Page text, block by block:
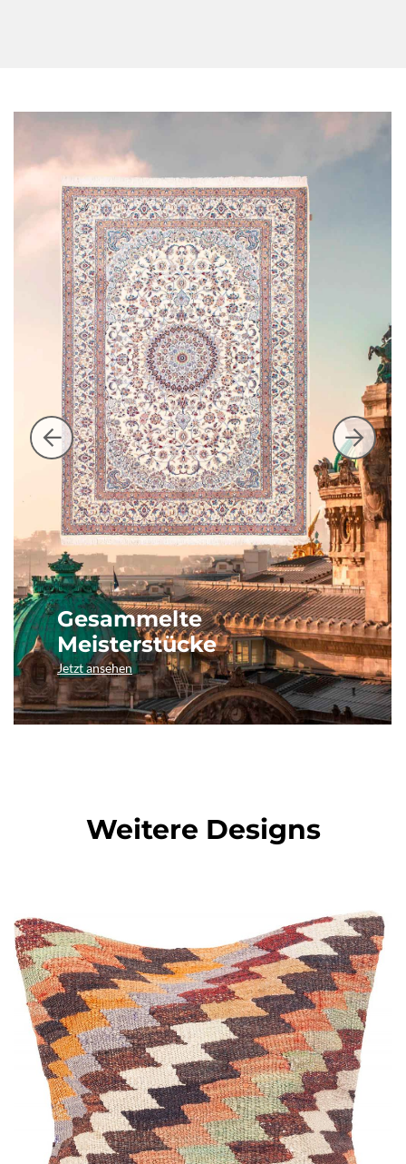
Gesammelte
Meisterstücke
Jetzt ansehen
Weitere Designs